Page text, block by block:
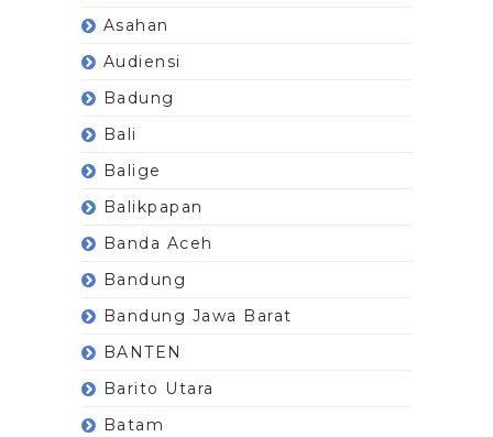
Asahan
Audiensi
Badung
Bali
Balige
Balikpapan
Banda Aceh
Bandung
Bandung Jawa Barat
BANTEN
Barito Utara
Batam